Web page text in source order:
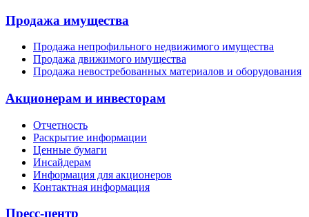
Продажа имущества
Продажа непрофильного недвижимого имущества
Продажа движимого имущества
Продажа невостребованных материалов и оборудования
Акционерам и инвесторам
Отчетность
Раскрытие информации
Ценные бумаги
Инсайдерам
Информация для акционеров
Контактная информация
Пресс-центр